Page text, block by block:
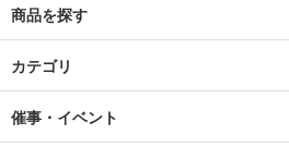
商品を探す
カテゴリ
催事・イベント